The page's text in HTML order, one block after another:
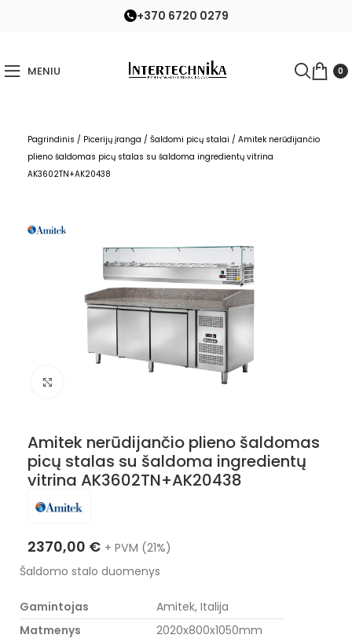
+370 6720 0279
MENIU 0
Pagrindinis / Picerijų įranga / Šaldomi picų stalai / Amitek nerūdijančio
plieno šaldomas picų stalas su šaldoma ingredientų vitrina
AK3602TN+AK20438
Amitek nerūdijančio plieno šaldomas
picų stalas su šaldoma ingredientų
vitrina AK3602TN+AK20438
2370,00 € + PVM (21%)
Šaldomo stalo duomenys
Gamintojas
Amitek, Italija
Matmenys
2020x800x1050mm